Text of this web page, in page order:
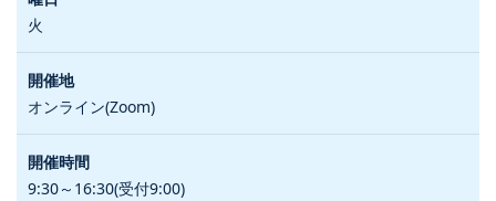
火
オンライン(Zoom)
9:30～16:30(受付9:00)